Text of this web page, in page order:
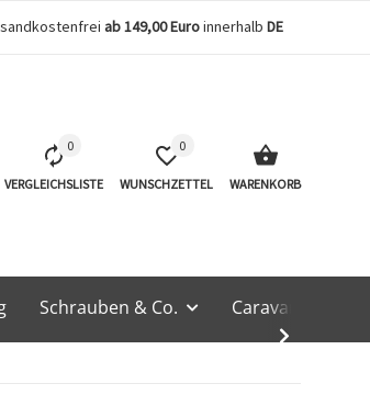
ab 149,00 Euroinnerhalb DE
0
VERGLEICHSLISTE
0
WUNSCHZETTEL WARENKORB
Schrauben & Co. Caravan &